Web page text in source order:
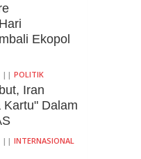
Dari Bupati
||HUKUMEkopol
|| POLITIK
Iran
Kartu" Dalam
|| INTERNASIONAL